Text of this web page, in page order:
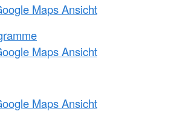
Maps Ansicht
Maps Ansicht
Maps Ansicht